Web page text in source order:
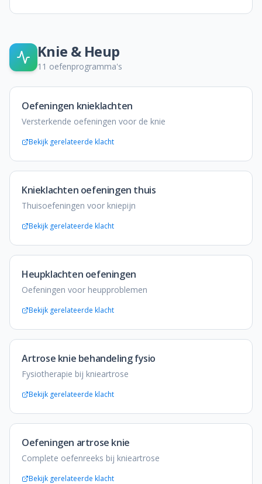
Knie & Heup
11 oefenprogramma's
Oefeningen knieklachten
Versterkende oefeningen voor de knie
Bekijk gerelateerde klacht
Knieklachten oefeningen thuis
Thuisoefeningen voor kniepijn
Bekijk gerelateerde klacht
Heupklachten oefeningen
Oefeningen voor heupproblemen
Bekijk gerelateerde klacht
Artrose knie behandeling fysio
Fysiotherapie bij knieartrose
Bekijk gerelateerde klacht
Oefeningen artrose knie
Complete oefenreeks bij knieartrose
Bekijk gerelateerde klacht